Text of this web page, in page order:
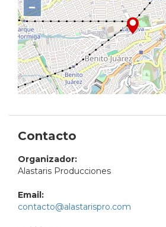
−
Contacto
Organizador:
Alastaris Producciones
Email:
contacto@alastarispro.com